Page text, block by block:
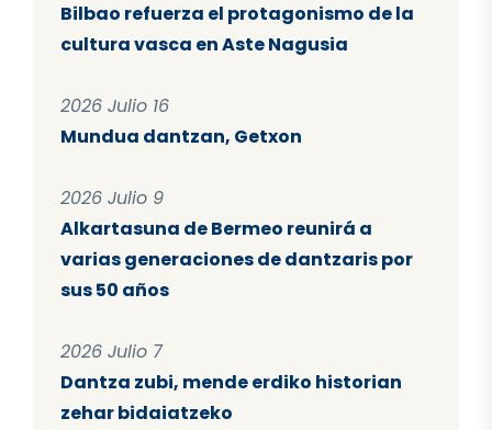
Bilbao refuerza el protagonismo de la
cultura vasca en Aste Nagusia
2026 Julio 16
Mundua dantzan, Getxon
2026 Julio 9
Alkartasuna de Bermeo reunirá a
varias generaciones de dantzaris por
sus 50 años
2026 Julio 7
Dantza zubi, mende erdiko historian
zehar bidaiatzeko